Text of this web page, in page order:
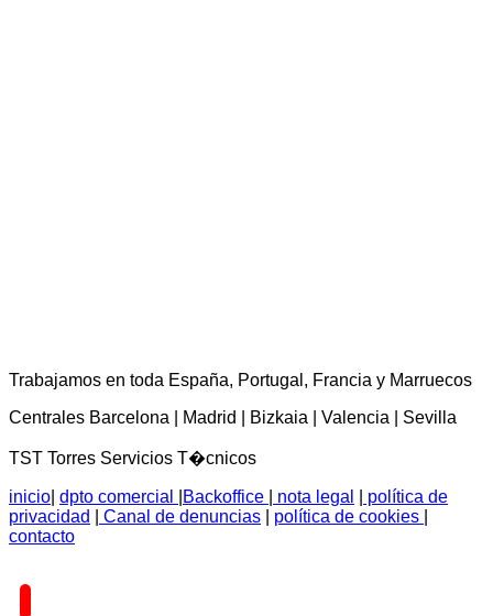
Trabajamos en toda España, Portugal, Francia y Marruecos
Centrales Barcelona | Madrid | Bizkaia | Valencia | Sevilla
TST Torres Servicios T�cnicos
inicio dpto comercial Backoffice nota legal
política de
privacidad
Canal de denuncias política de cookies
contacto